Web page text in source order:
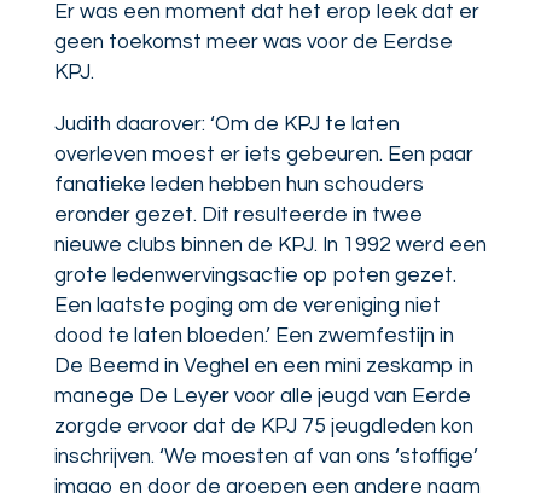
Er was een moment dat het erop leek dat er
geen toekomst meer was voor de Eerdse
KPJ.
Judith daarover: ‘Om de KPJ te laten
overleven moest er iets gebeuren. Een paar
fanatieke leden hebben hun schouders
eronder gezet. Dit resulteerde in twee
nieuwe clubs binnen de KPJ. In 1992 werd een
grote ledenwervingsactie op poten gezet.
Een laatste poging om de vereniging niet
dood te laten bloeden.’ Een zwemfestijn in
De Beemd in Veghel en een mini zeskamp in
manege De Leyer voor alle jeugd van Eerde
zorgde ervoor dat de KPJ 75 jeugdleden kon
inschrijven. ‘We moesten af van ons ‘stoffige’
imago en door de groepen een andere naam